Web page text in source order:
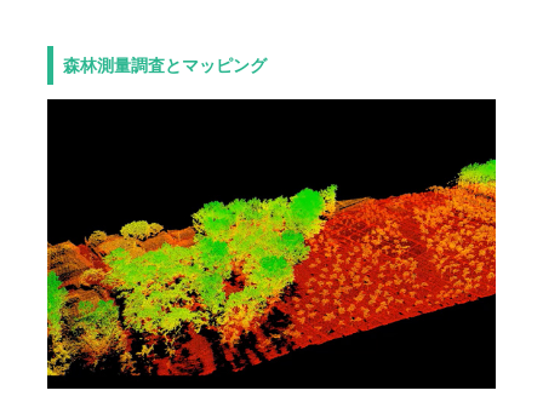
森林測量調査とマッピング